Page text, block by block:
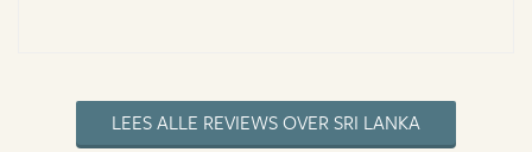
LEES ALLE REVIEWS OVER SRI LANKA